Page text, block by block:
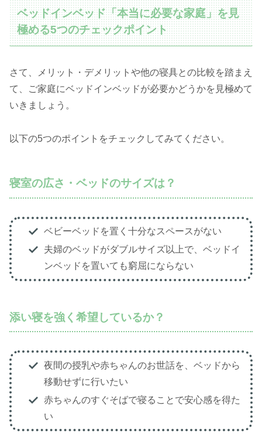
ベッドインベッド「本当に必要な家庭」を見
極める5つのチェックポイント
さて、メリット・デメリットや他の寝具との比較を踏まえ
て、ご家庭にベッドインベッドが必要かどうかを見極めて
いきましょう。
以下の5つのポイントをチェックしてみてください。
寝室の広さ・ベッドのサイズは？
ベビーベッドを置く十分なスペースがない
夫婦のベッドがダブルサイズ以上で、ベッドイ
ンベッドを置いても窮屈にならない
添い寝を強く希望しているか？
夜間の授乳や赤ちゃんのお世話を、ベッドから
移動せずに行いたい
赤ちゃんのすぐそばで寝ることで安心感を得た
い